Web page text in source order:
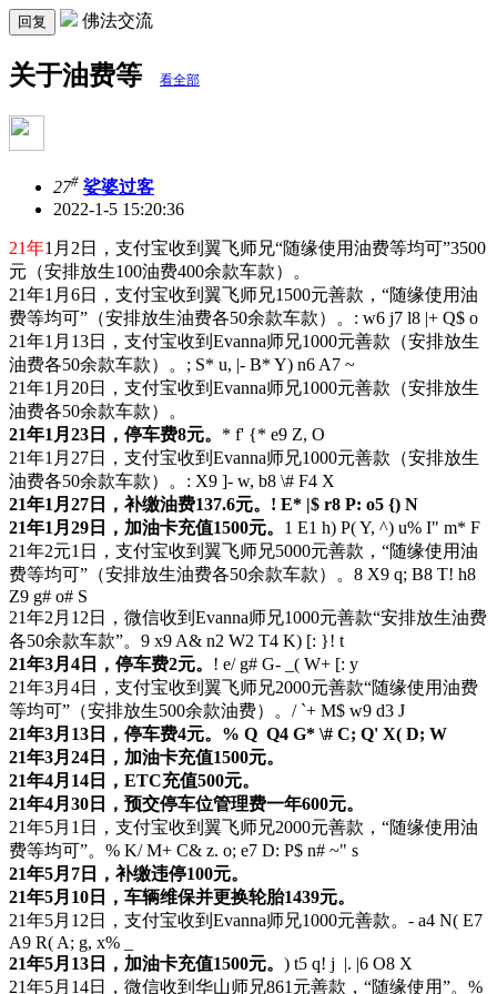
回复 佛法交流
关于油费等 看全部
27# 娑婆过客
2022-1-5 15:20:36
21年1月2日，支付宝收到翼飞师兄“随缘使用油费等均可”3500
元（安排放生100油费400余款车款）。
21年1月6日，支付宝收到翼飞师兄1500元善款，“随缘使用油
费等均可”（安排放生油费各50余款车款）。 : w6 j7 l8 |+ Q$ o
21年1月13日，支付宝收到Evanna师兄1000元善款（安排放生
油费各50余款车款）。 ; S* u, |- B* Y) n6 A7 ~
21年1月20日，支付宝收到Evanna师兄1000元善款（安排放生
油费各50余款车款）。
21年1月23日，停车费8元。 * f' {* e9 Z, O
21年1月27日，支付宝收到Evanna师兄1000元善款（安排放生
油费各50余款车款）。 : X9 ]- w, b8 \# F4 X
21年1月27日，补缴油费137.6元。 ! E* |$ r8 P: o5 {) N
21年1月29日，加油卡充值1500元。 1 E1 h) P( Y, ^) u% I" m* F
21年2元1日，支付宝收到翼飞师兄5000元善款，“随缘使用油
费等均可”（安排放生油费各50余款车款）。 8 X9 q; B8 T! h8
Z9 g# o# S
21年2月12日，微信收到Evanna师兄1000元善款“安排放生油费
各50余款车款”。 9 x9 A& n2 W2 T4 K) [: }! t
21年3月4日，停车费2元。 ! e/ g# G- _( W+ [: y
21年3月4日，支付宝收到翼飞师兄2000元善款“随缘使用油费
等均可”（安排放生500余款油费）。 / `+ M$ w9 d3 J
21年3月13日，停车费4元。 % Q Q4 G* \# C; Q' X( D; W
21年3月24日，加油卡充值1500元。
21年4月14日，ETC充值500元。
21年4月30日，预交停车位管理费一年600元。
21年5月1日，支付宝收到翼飞师兄2000元善款，“随缘使用油
费等均可”。 % K/ M+ C& z. o; e7 D: P$ n# ~" s
21年5月7日，补缴违停100元。
21年5月10日，车辆维保并更换轮胎1439元。
21年5月12日，支付宝收到Evanna师兄1000元善款。 - a4 N( E7
A9 R( A; g, x% _
21年5月13日，加油卡充值1500元。 ) t5 q! j |. |6 O8 X
21年5月14日，微信收到华山师兄861元善款，“随缘使用”。 %